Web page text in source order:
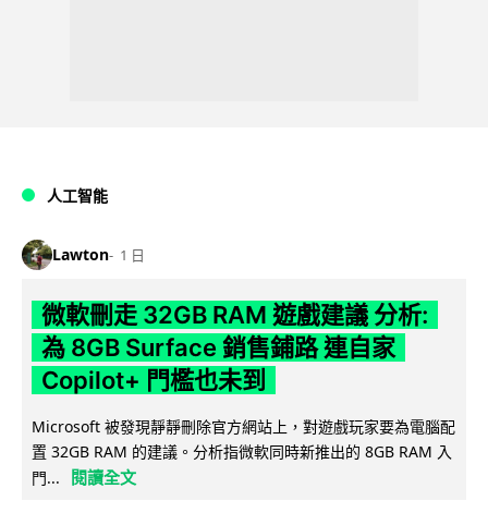
人工智能
Lawton 1 日
微軟刪走 32GB RAM 遊戲建議 分析:
為 8GB Surface 銷售鋪路 連自家
Copilot+ 門檻也未到
Microsoft 被發現靜靜刪除官方網站上，對遊戲玩家要為電腦配
置 32GB RAM 的建議。分析指微軟同時新推出的 8GB RAM 入
門...
閱讀全文